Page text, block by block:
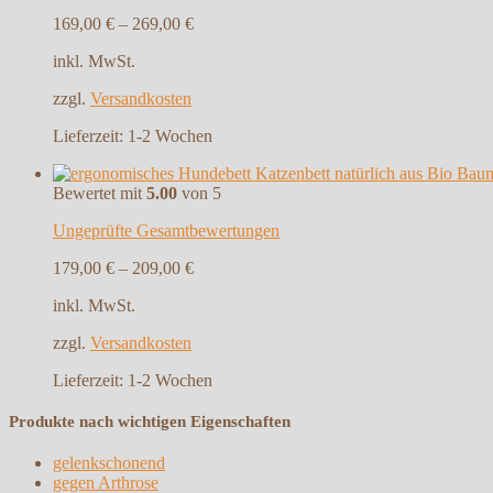
169,00 € – 269,00 €
inkl. MwSt.
zzgl. Versandkosten
Lieferzeit: 1-2 Wochen
Bewertet mit5.00 von 5
Ungeprüfte Gesamtbewertungen
179,00 € – 209,00 €
inkl. MwSt.
zzgl. Versandkosten
Lieferzeit: 1-2 Wochen
Produkte nach wichtigen Eigenschaften
gelenkschonend
gegen Arthrose